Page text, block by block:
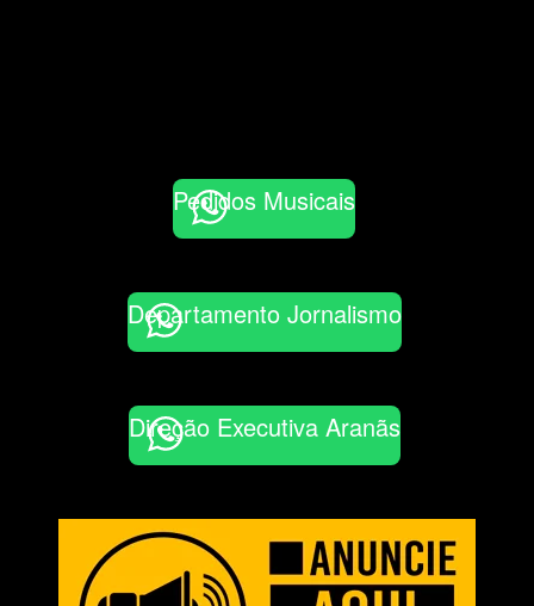
Pedidos Musicais
Departamento Jornalismo
Direção Executiva Aranãs